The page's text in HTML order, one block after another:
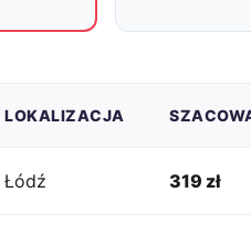
LOKALIZACJA
Łódź 319 zł